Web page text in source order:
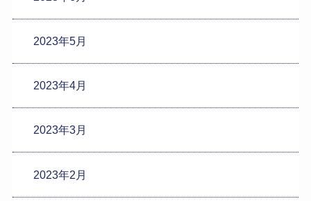
2023年5月
2023年4月
2023年3月
2023年2月